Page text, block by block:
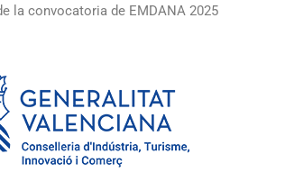
la convocatoria de EMDANA 2025